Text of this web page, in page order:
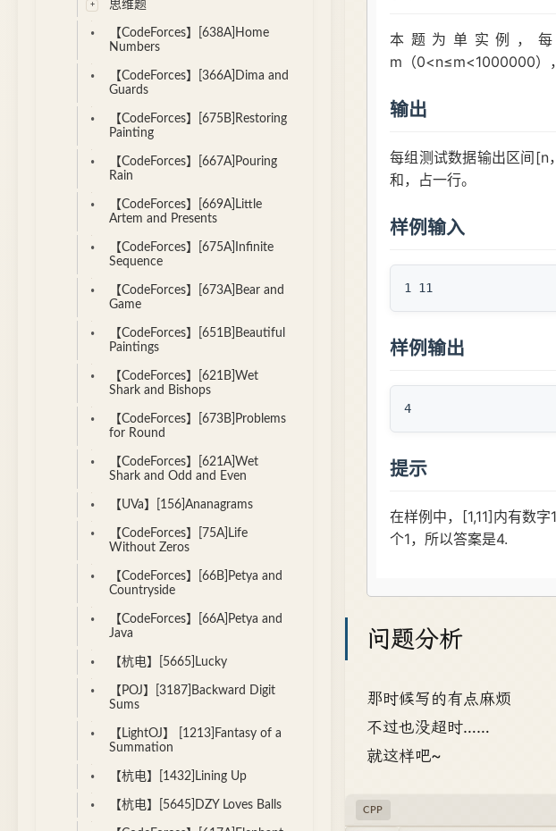
思维题
【CodeForces】[638A]Home
Numbers
【CodeForces】[366A]Dima and
Guards
【CodeForces】[675B]Restoring
Painting
【CodeForces】[667A]Pouring
Rain
【CodeForces】[669A]Little
Artem and Presents
【CodeForces】[675A]Infinite
Sequence
【CodeForces】[673A]Bear and
Game
【CodeForces】[651B]Beautiful
Paintings
【CodeForces】[621B]Wet
Shark and Bishops
【CodeForces】[673B]Problems
for Round
【CodeForces】[621A]Wet
Shark and Odd and Even
【UVa】[156]Ananagrams
【CodeForces】[75A]Life
Without Zeros
【CodeForces】[66B]Petya and
Countryside
【CodeForces】[66A]Petya and
Java
【杭电】[5665]Lucky
【POJ】[3187]Backward Digit
Sums
【LightOJ】 [1213]Fantasy of a
Summation
【杭电】[1432]Lining Up
【杭电】[5645]DZY Loves Balls
问题分析
那时候写的有点麻烦
不过也没超时……
就这样吧~
CPP